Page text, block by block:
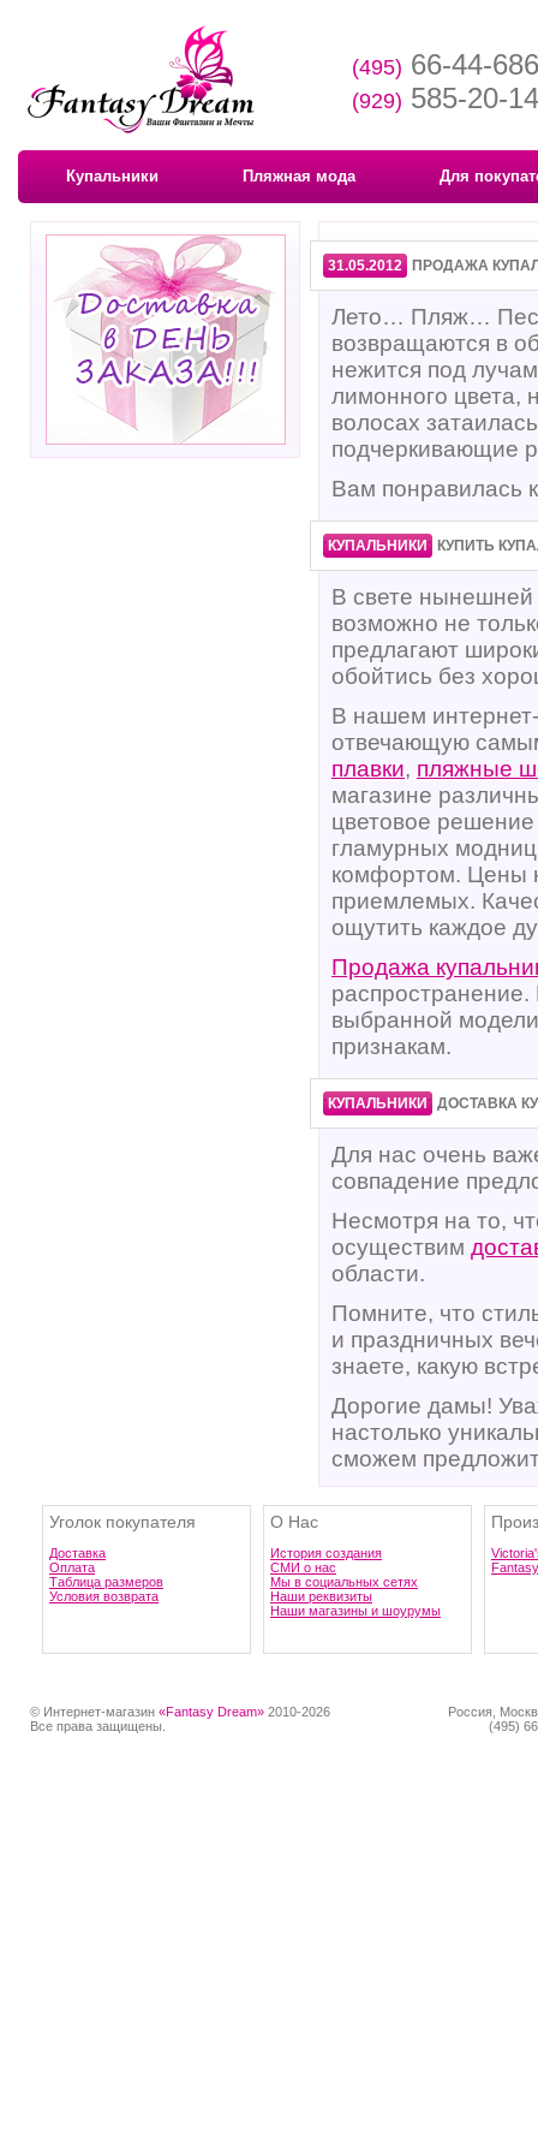
(495) 66-44-686
(929) 585-20-14
Купальники Пляжная мода Для
31.05.2012 ПРОДАЖА
Лето… Пляж…
возвращаются в
нежится под
лимонного цвета,
волосах
подчеркивающие
Вам понравилась
· ·
КУПАЛЬНИКИ КУПИТЬ
В свете нынешней
возможно не
предлагают
обойтись без
В нашем
отвечающую
плавки, пляжные
магазине
цветовое
гламурных
комфортом. Цены
приемлемых.
ощутить каждое
Продажа
распространение.
выбранной
признакам.
· ·
КУПАЛЬНИКИ ДОСТАВКА
Для нас очень
совпадение
Несмотря на то,
осуществим
области.
Помните, что
и праздничных
знаете, какую
Дорогие дамы!
настолько
сможем
Уголок покупателя
Доставка
Оплата
Таблица размеров
Условия возврата
О Нас
История создания
СМИ о нас
Мы в социальных сетях
Наши реквизиты
Наши магазины и шоурумы
© Интернет-магазин «Fantasy Dream» 2010-2026
Все права защищены.
Россия,
(495)